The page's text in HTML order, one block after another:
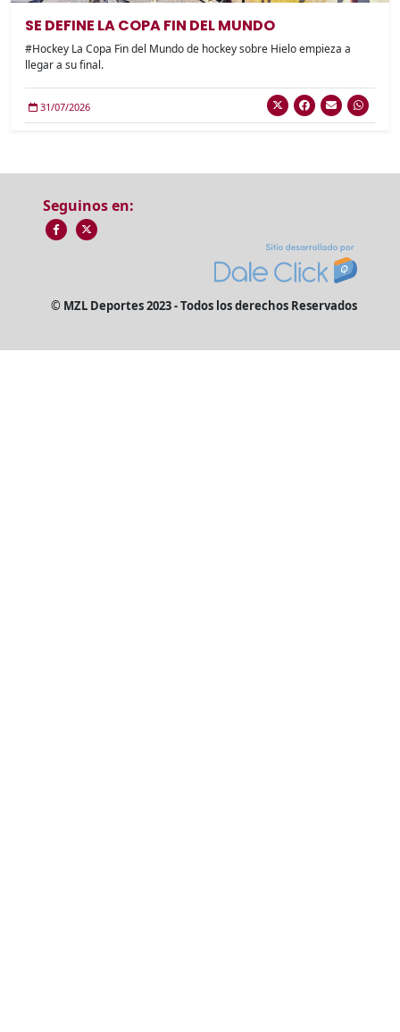
SE DEFINE LA COPA FIN DEL MUNDO
#Hockey La Copa Fin del Mundo de hockey sobre Hielo empieza a
llegar a su final.
31/07/2026
Seguinos en:
© MZL Deportes 2023 - Todos los derechos Reservados